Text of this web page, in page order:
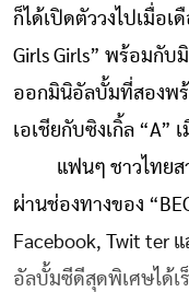
ก็ได้เปิดตัววงไปเมื่อเ
Girls Girls” พร้อมกับ
ออกมินิอัลบั้มที่สองพร้
เอเชียกับซิงเกิ้ล “A”
แฟนๆ ชาวไทยสาม
ผ่านช่องทางของ
Facebook, Twit ter
อัลบั้มซีดีสุดพิเศษได้เ